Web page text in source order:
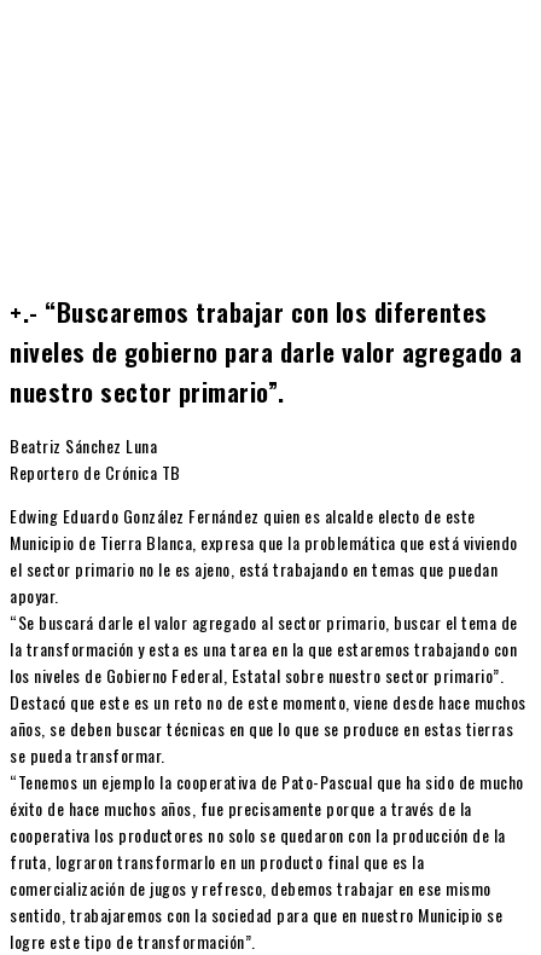
+.- “Buscaremos trabajar con los diferentes
niveles de gobierno para darle valor agregado a
nuestro sector primario”.
Beatriz Sánchez Luna
Reportero de Crónica TB
Edwing Eduardo González Fernández quien es alcalde electo de este
Municipio de Tierra Blanca, expresa que la problemática que está viviendo
el sector primario no le es ajeno, está trabajando en temas que puedan
apoyar.
“Se buscará darle el valor agregado al sector primario, buscar el tema de
la transformación y esta es una tarea en la que estaremos trabajando con
los niveles de Gobierno Federal, Estatal sobre nuestro sector primario”.
Destacó que este es un reto no de este momento, viene desde hace muchos
años, se deben buscar técnicas en que lo que se produce en estas tierras
se pueda transformar.
“Tenemos un ejemplo la cooperativa de Pato-Pascual que ha sido de mucho
éxito de hace muchos años, fue precisamente porque a través de la
cooperativa los productores no solo se quedaron con la producción de la
fruta, lograron transformarlo en un producto final que es la
comercialización de jugos y refresco, debemos trabajar en ese mismo
sentido, trabajaremos con la sociedad para que en nuestro Municipio se
logre este tipo de transformación”.